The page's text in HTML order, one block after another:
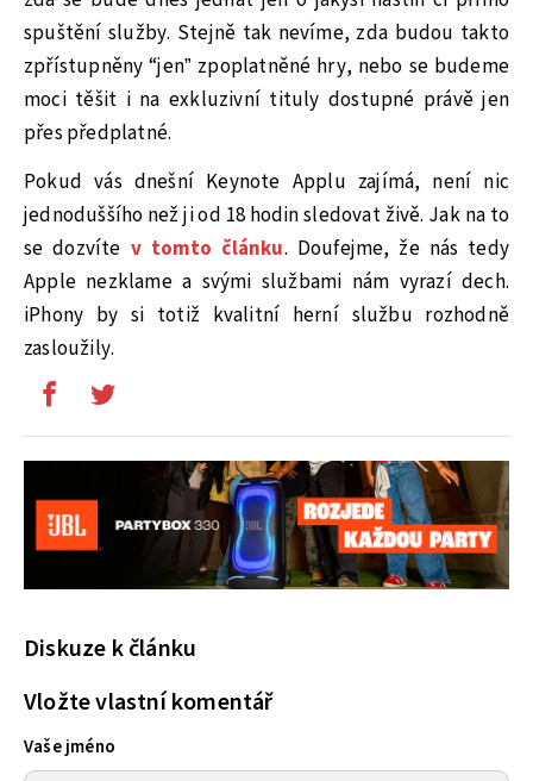
spuštění služby. Stejně tak nevíme, zda budou takto
zpřístupněny “jen” zpoplatněné hry, nebo se budeme
moci těšit i na exkluzivní tituly dostupné právě jen
přes předplatné.
Pokud vás dnešní Keynote Applu zajímá, není nic
jednoduššího než ji od 18 hodin sledovat živě. Jak na to
se dozvíte v tomto článku. Doufejme, že nás tedy
Apple nezklame a svými službami nám vyrazí dech.
iPhony by si totiž kvalitní herní službu rozhodně
zasloužily.
Diskuze k článku
Vložte vlastní komentář
Vaše jméno